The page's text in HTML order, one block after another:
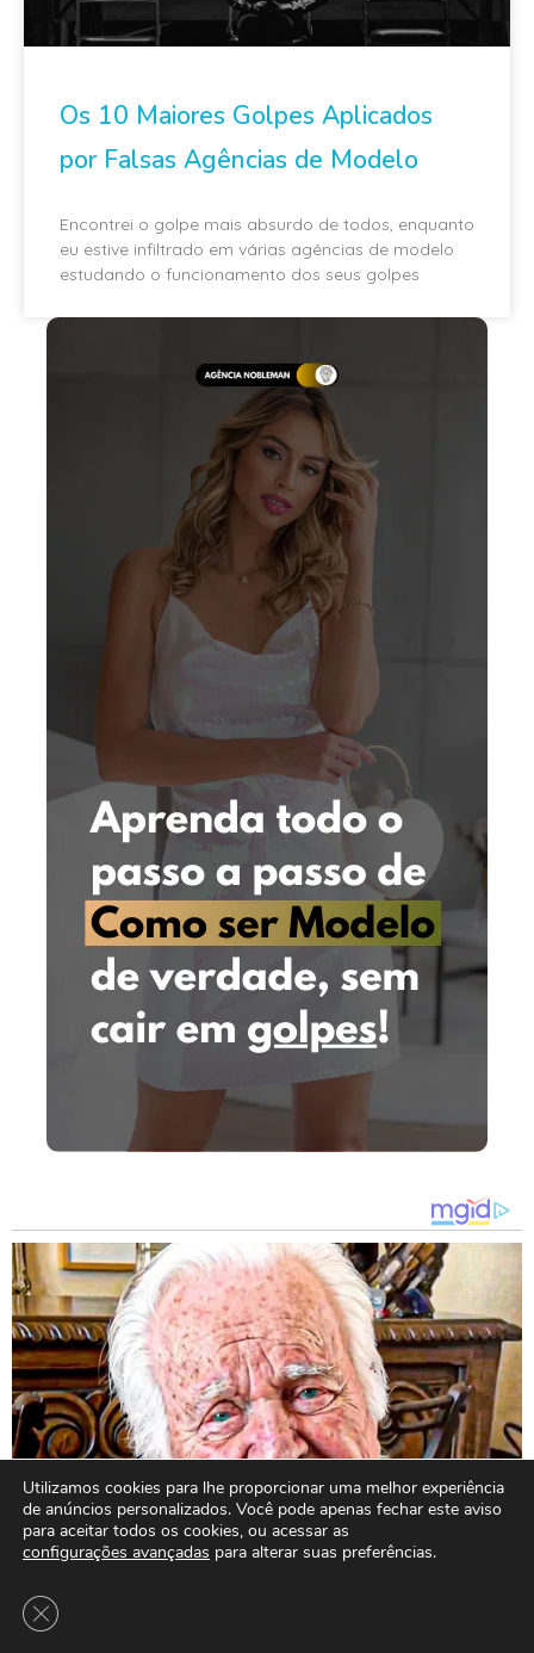
Os 10 Maiores Golpes Aplicados
por Falsas Agências de Modelo
Encontrei o golpe mais absurdo de todos, enquanto
eu estive infiltrado em várias agências de modelo
estudando o funcionamento dos seus golpes
Utilizamos cookies para lhe proporcionar uma melhor experiência
de anúncios personalizados. Você pode apenas fechar este aviso
para aceitar todos os cookies, ou acessar as
configurações avançadas para alterar suas preferências.
Close GDPR Cookie Banner